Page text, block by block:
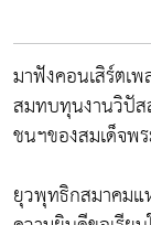
มาฟังคอนเสิร์ตเ
สมทบทุนงานวิปัส
ชนฯของสมเด็จพ
ยุวพุทธิกสมาคมแ